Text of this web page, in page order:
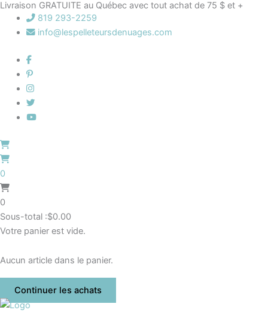
Aller
contenu
Livraison GRATUITE au Québec avec tout achat de 75 $ et +
819 293-2259
info@lespelleteursdenuages.com
0
0
Sous-total :$0.00
Votre panier est vide.
Aucun article dans le panier.
Continuer les achats
Le
prix
initial
Le
prix
actuel